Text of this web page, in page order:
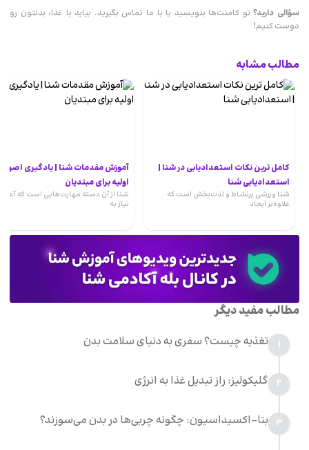
سؤالی دارید؟تو کامنت‌ها بنویسید یا با ما تماس بگیرید. بیاید با غذا، بدنتون رو
دوست کنیم!
مطالب مشابه
کامل ترین نکات استعدادیابی در شنا |
استعدادیابی شنا
شنا ورزشی پرنشاط و لذت‌بخش است که
علاوه‌بر ایجاد
آموزش مقدمات شنا | یادگیری اصول
اولیه برای مبتدیان
شنا از آن دسته مهارت‌هایی‌ است که
نیاز به
مطالب مفید دیگر
1 تغذیه چیست؟ سفری به دنیای سلامت بدن
2 گلیکولیز: راز تبدیل غذا به انرژی
3 بتا-اکسیداسیون: چگونه چربی‌ها در بدن می‌سوزند؟